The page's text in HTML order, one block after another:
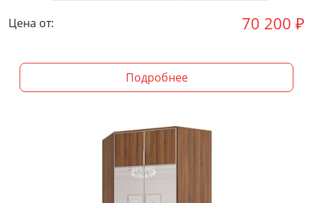
Цена от: 70 200 ₽
Подробнее